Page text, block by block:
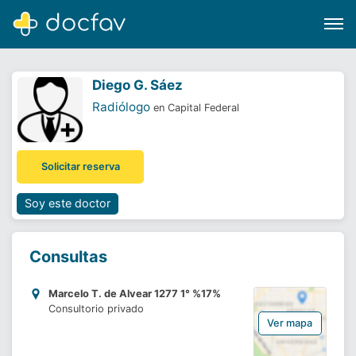
Software para clínicas
¿Eres un doctor?
Diego G. Sáez
Radiólogo en Capital Federal
Solicitar reserva
Soy este doctor
Consultas
Marcelo T. de Alvear 1277 1° %17%
Consultorio privado
Ver mapa